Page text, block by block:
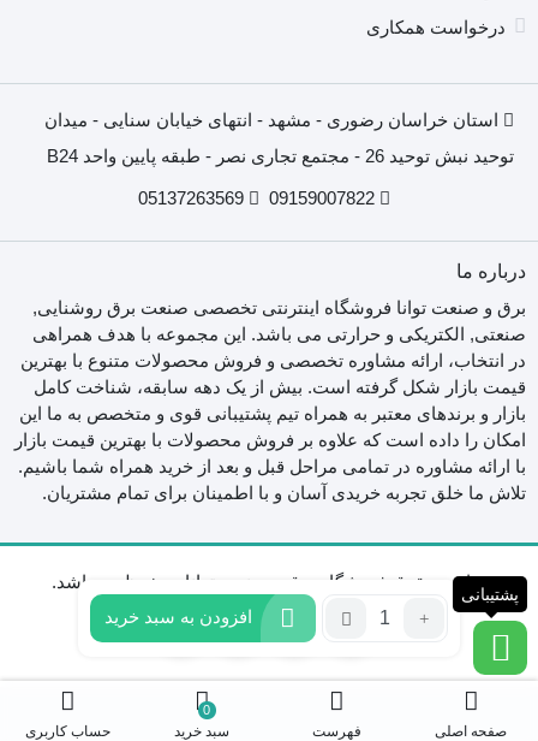
درخواست همکاری
استان خراسان رضوری - مشهد - انتهای خیابان سنایی - میدان
توحید نبش توحید 26 - مجتمع تجاری نصر - طبقه پایین واحد B24
09159007822
05137263569
درباره ما
برق و صنعت توانا فروشگاه اینترنتی تخصصی صنعت برق روشنایی,
صنعتی, الکتریکی و حرارتی می باشد. این مجموعه با هدف همراهی
در انتخاب، ارائه مشاوره تخصصی و فروش محصولات متنوع با بهترین
قیمت بازار شکل گرفته است. بیش از یک دهه سابقه، شناخت کامل
بازار و برندهای معتبر به همراه تیم پشتیبانی قوی و متخصص به ما این
امکان را داده است که علاوه بر فروش محصولات با بهترین قیمت بازار
با ارائه مشاوره در تمامی مراحل قبل و بعد از خرید همراه شما باشیم.
تلاش ما خلق تجربه خریدی آسان و با اطمینان برای تمام مشتریان.
تمامی حقوق فروشگاه برق و صنعت توانا محفوظ می‌باشد.
تعداد:
16*5
افزودن به سبد خرید
صفحه اصلی فهرست
0
سبد خرید حساب کاربری
پشتیبانی